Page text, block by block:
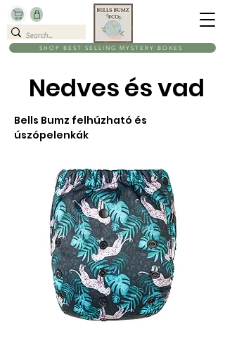
SHOP BEST SELLING MYSTERY BOXES
Nedves és vad
Bells Bumz felhúzható és
úszópelenkák